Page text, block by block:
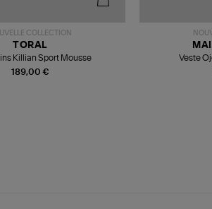
COLLECTION
189,00 €
TORAL
Killian Sport Mousse
Veste